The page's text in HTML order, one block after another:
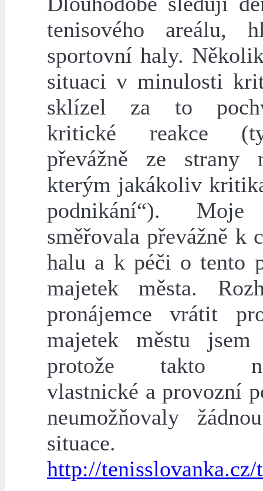
tenisového areálu,
sportovní haly.
situaci v minulosti
sklízel za to
kritické reakce
převážně ze strany
kterým jakákoliv
podnikání“).
směřovala převážně k
halu a k péči o tento
majetek města.
pronájemce vrátit
majetek městu
protože takto
vlastnické a provozní
neumožňovaly
situace.
http://tenisslovanka.cz/